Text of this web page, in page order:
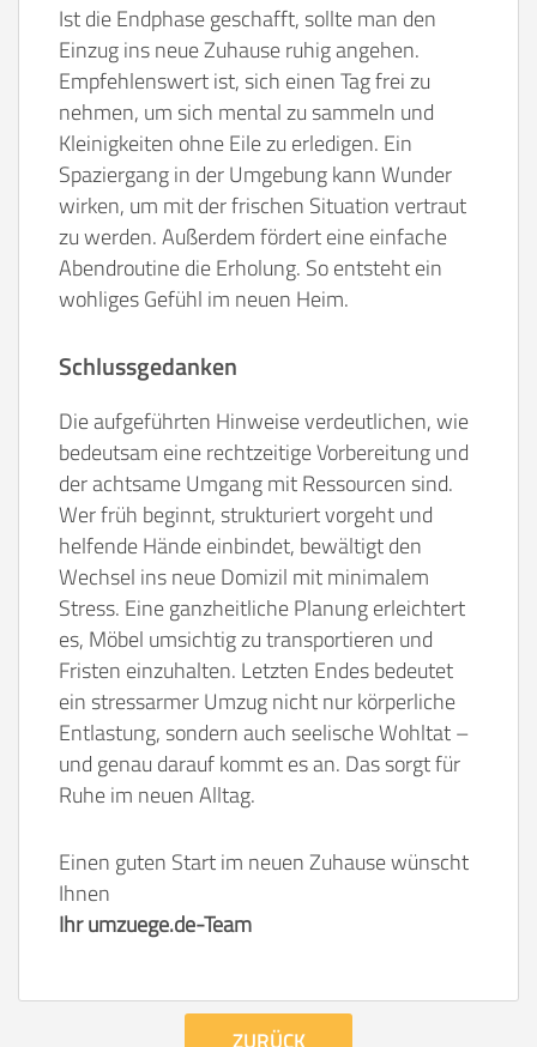
Ist die Endphase geschafft, sollte man den
Einzug ins neue Zuhause ruhig angehen.
Empfehlenswert ist, sich einen Tag frei zu
nehmen, um sich mental zu sammeln und
Kleinigkeiten ohne Eile zu erledigen. Ein
Spaziergang in der Umgebung kann Wunder
wirken, um mit der frischen Situation vertraut
zu werden. Außerdem fördert eine einfache
Abendroutine die Erholung. So entsteht ein
wohliges Gefühl im neuen Heim.
Schlussgedanken
Die aufgeführten Hinweise verdeutlichen, wie
bedeutsam eine rechtzeitige Vorbereitung und
der achtsame Umgang mit Ressourcen sind.
Wer früh beginnt, strukturiert vorgeht und
helfende Hände einbindet, bewältigt den
Wechsel ins neue Domizil mit minimalem
Stress. Eine ganzheitliche Planung erleichtert
es, Möbel umsichtig zu transportieren und
Fristen einzuhalten. Letzten Endes bedeutet
ein stressarmer Umzug nicht nur körperliche
Entlastung, sondern auch seelische Wohltat –
und genau darauf kommt es an. Das sorgt für
Ruhe im neuen Alltag.
Einen guten Start im neuen Zuhause wünscht
Ihnen
Ihr umzuege.de-Team